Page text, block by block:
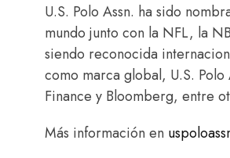
U.S. Polo Assn. ha sido
mundo junto con la NFL, la
siendo reconocida
como marca global, U.S.
Finance y Bloomberg, entre
Más información en